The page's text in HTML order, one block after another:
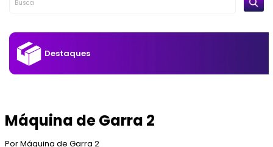
Máquina de Garra 2
Por Máquina de Garra 2
Destaques